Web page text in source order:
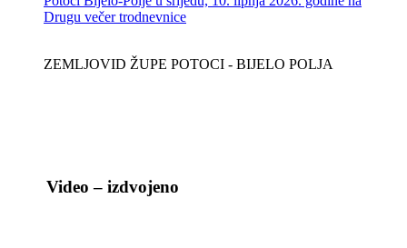
Drugu večer trodnevnice
ZEMLJOVID ŽUPE POTOCI - BIJELO POLJA
Video – izdvojeno